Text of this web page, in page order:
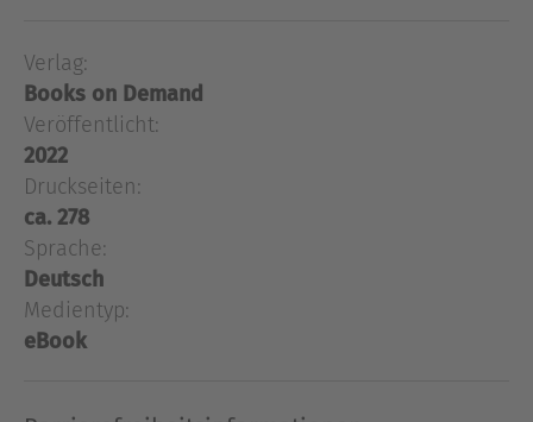
Über Alex Gfeller
Alex Gfeller, Schriftsteller und Landschaftsmaler,
geboren 1947 in Bern, lebt in Biel.
Verlag:
Books on Demand
Veröffentlicht:
2022
Druckseiten:
ca. 278
Sprache:
Deutsch
Medientyp:
eBook